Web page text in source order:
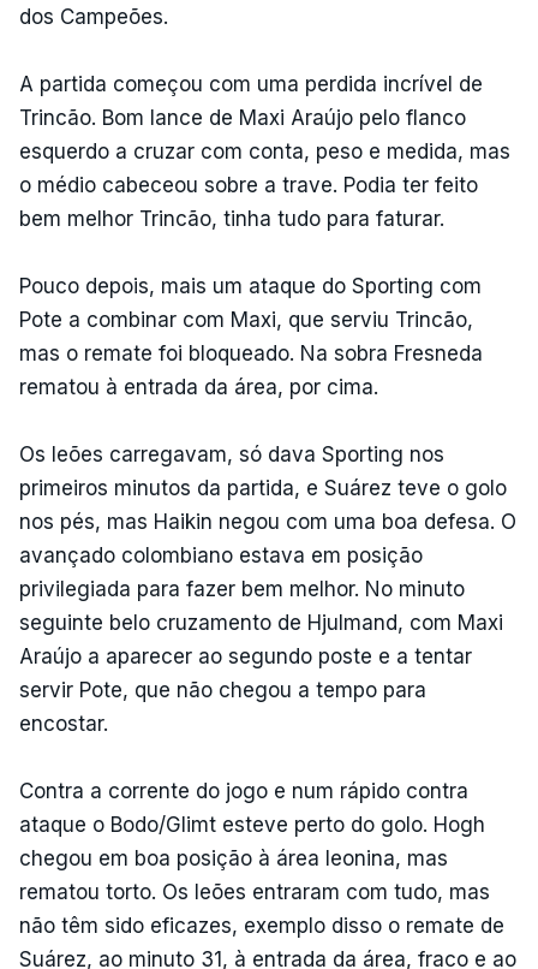
dos Campeões.
A partida começou com uma perdida incrível de
Trincão. Bom lance de Maxi Araújo pelo flanco
esquerdo a cruzar com conta, peso e medida, mas
o médio cabeceou sobre a trave. Podia ter feito
bem melhor Trincão, tinha tudo para faturar.
Pouco depois, mais um ataque do Sporting com
Pote a combinar com Maxi, que serviu Trincão,
mas o remate foi bloqueado. Na sobra Fresneda
rematou à entrada da área, por cima.
Os leões carregavam, só dava Sporting nos
primeiros minutos da partida, e Suárez teve o golo
nos pés, mas Haikin negou com uma boa defesa. O
avançado colombiano estava em posição
privilegiada para fazer bem melhor. No minuto
seguinte belo cruzamento de Hjulmand, com Maxi
Araújo a aparecer ao segundo poste e a tentar
servir Pote, que não chegou a tempo para
encostar.
Contra a corrente do jogo e num rápido contra
ataque o Bodo/Glimt esteve perto do golo. Hogh
chegou em boa posição à área leonina, mas
rematou torto. Os leões entraram com tudo, mas
não têm sido eficazes, exemplo disso o remate de
Suárez, ao minuto 31, à entrada da área, fraco e ao